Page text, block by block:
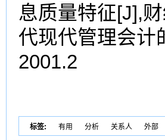
息质量特征[J],
代现代管理会计
2001.2
标签: 有用 分析 关系人 外部